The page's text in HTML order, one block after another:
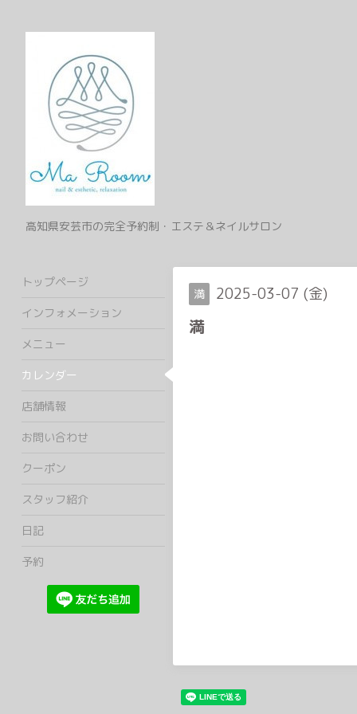
高知県安芸市の完全予約制・エステ＆ネイルサロン
満 2025-03-07 (金)
満
トップページ
インフォメーション
メニュー
カレンダー
店舗情報
お問い合わせ
クーポン
スタッフ紹介
日記
予約